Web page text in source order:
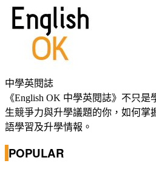
中學英閱誌
《English OK 中學英閱誌》不只
生競爭力與升學議題的你，如何掌
語學習及升學情報。
POPULAR